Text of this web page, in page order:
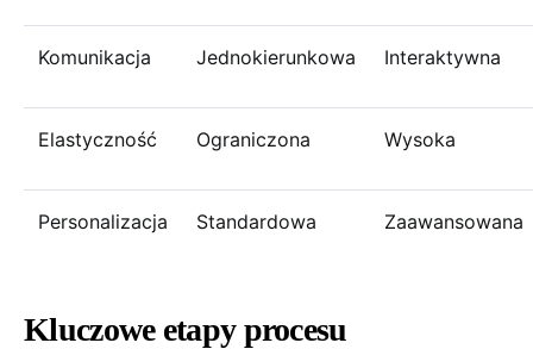
Komunikacja Jednokierunkowa Interaktywna
Elastyczność Ograniczona Wysoka
Personalizacja Standardowa Zaawansowana
Kluczowe etapy procesu